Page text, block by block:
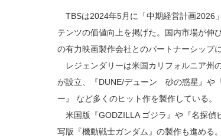
TBSは2024年5月に「中期経営計画2026
テンツの価値向上を掲げた。国内市場が伸
の有力映画製作会社とのパートナーシップ
レジェンダリーは米国カリフォルニア州
が設立、『DUNE/デューン 砂の惑星』や
ー』 など多くのヒット作を製作している。
米国版『GODZILLA ゴジラ』や『名探偵
写版『機動戦士ガンダム』の製作も進める